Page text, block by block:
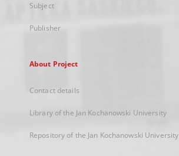
Subject
Publisher
About Project
Contact details
Library of the Jan Kochanowski University
Repository of the Jan Kochanowski University